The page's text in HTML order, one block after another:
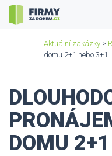
Aktuální zakázky >
domu 2+1 nebo 3+1
DOMU